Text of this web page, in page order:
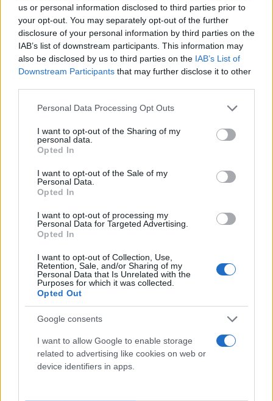
us or personal information disclosed to third parties prior to
your opt-out. You may separately opt-out of the further
disclosure of your personal information by third parties on the
IAB’s list of downstream participants. This information may
also be disclosed by us to third parties on the IAB’s List of
Downstream Participants that may further disclose it to other
Please note that this website/app uses one or more Google
not limited to your visit or usage behaviour. You may click to
grant or deny consent to Google and its third-party tags to
use your data for below specified purposes in below Google
consent section.
Personal Data Processing Opt Outs
I want to opt-out of the Sharing of my
personal data.
Opted In
I want to opt-out of the Sale of my
Personal Data.
Opted In
I want to opt-out of processing my
Personal Data for Targeted Advertising.
Opted In
I want to opt-out of Collection, Use,
Retention, Sale, and/or Sharing of my
Personal Data that Is Unrelated with the
Purposes for which it was collected.
Opted Out
Google consents
I want to allow Google to enable storage
related to advertising like cookies on web or
device identifiers in apps.
Λογομαχία και επίθεση
Oι δύο γυναίκες άρχισαν να λογομαχούν για
ψαλίδι την άλλη μπροστά στα έκπληκτα μάτια των
περαστικών.
Η νεαρή μπήκε σε ένα κατάστημα για να
δράστιδα εισέβαλε και την άρπαξε από τα μαλλιά
επιχειρώντας να τις τα κόψει και στη συνέχεια της
κάρφωσε το ψαλίδι στην πλάτη.
Στη φυλακή η 48χρονη που επιτέθηκε κάρφωσε με
ψαλίδι γυναίκα στην Αμαλιάδα
Σύμφωνα με τις ίδιες πληροφορίες, οι πολίτες
ειδοποίησαν την ΕΛΑΣ και η δράστιδα επιχείρησε
να το βάλει στα πόδια, αλλά οι αστυνομικοί